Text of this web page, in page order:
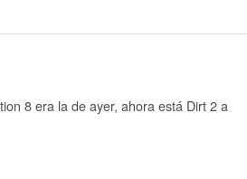
8 era la de ayer, ahora está Dirt 2 a